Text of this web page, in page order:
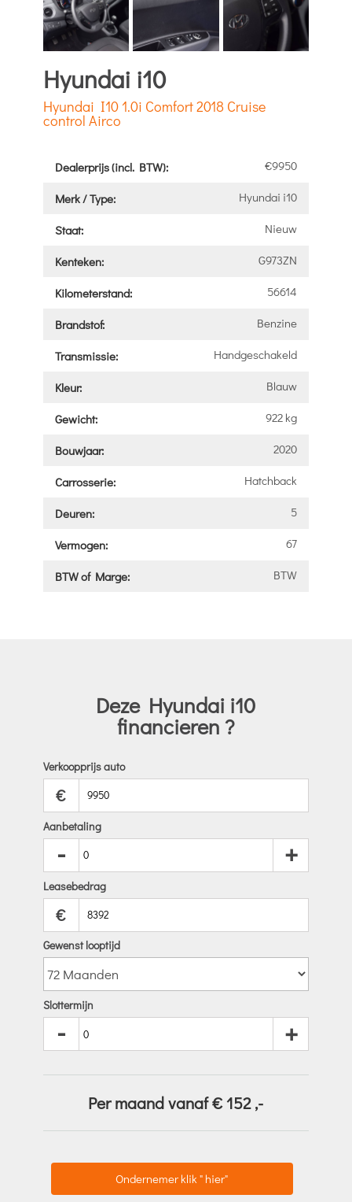
Hyundai i10
Hyundai I10 1.0i Comfort 2018 Cruise
control Airco
Dealerprijs (incl. BTW): €9950
Merk / Type: Hyundai i10
Staat: Nieuw
Kenteken: G973ZN
Kilometerstand: 56614
Brandstof: Benzine
Transmissie: Handgeschakeld
Kleur: Blauw
Gewicht: 922 kg
Bouwjaar: 2020
Carrosserie: Hatchback
Deuren: 5
Vermogen: 67
BTW of Marge: BTW
Deze Hyundai i10
financieren ?
Verkoopprijs auto
€
Aanbetaling
- +
Leasebedrag
€
Gewenst looptijd
Slottermijn
- +
Per maand vanaf €152,-
Ondernemer klik " hier"